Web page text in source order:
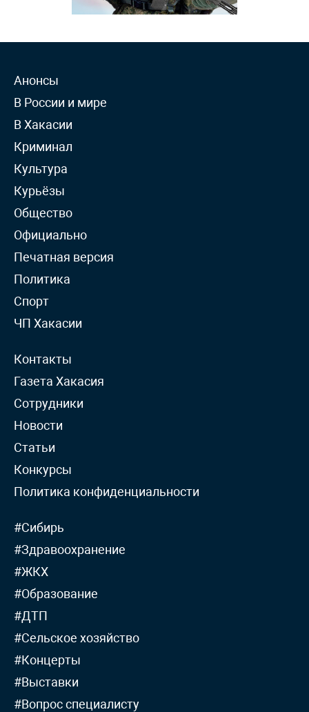
Анонсы
В России и мире
В Хакасии
Криминал
Культура
Курьёзы
Общество
Официально
Печатная версия
Политика
Спорт
ЧП Хакасии
Контакты
Газета Хакасия
Сотрудники
Новости
Статьи
Конкурсы
Политика конфиденциальности
#Сибирь
#Здравоохранение
#ЖКХ
#Образование
#ДТП
#Сельское хозяйство
#Концерты
#Выставки
#Вопрос специалисту